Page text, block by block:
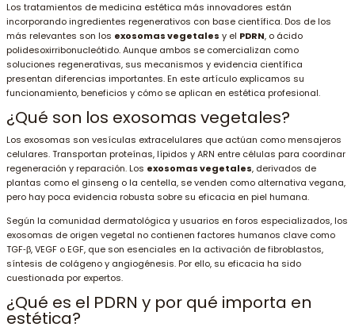
Los tratamientos de medicina estética más innovadores están
incorporando ingredientes regenerativos con base científica. Dos de los
más relevantes son los exosomas vegetales y el PDRN, o ácido
polidesoxirribonucleótido. Aunque ambos se comercializan como
soluciones regenerativas, sus mecanismos y evidencia científica
presentan diferencias importantes. En este artículo explicamos su
funcionamiento, beneficios y cómo se aplican en estética profesional.
¿Qué son los exosomas vegetales?
Los exosomas son vesículas extracelulares que actúan como mensajeros
celulares. Transportan proteínas, lípidos y ARN entre células para coordinar
regeneración y reparación. Los exosomas vegetales, derivados de
plantas como el ginseng o la centella, se venden como alternativa vegana,
pero hay poca evidencia robusta sobre su eficacia en piel humana.
Según la comunidad dermatológica y usuarios en foros especializados, los
exosomas de origen vegetal no contienen factores humanos clave como
TGF‑β, VEGF o EGF, que son esenciales en la activación de fibroblastos,
síntesis de colágeno y angiogénesis. Por ello, su eficacia ha sido
cuestionada por expertos.
¿Qué es el PDRN y por qué importa en
estética?